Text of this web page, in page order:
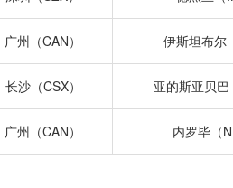
广州（CAN） 伊斯坦布尔
长沙（CSX） 亚的斯亚贝巴
广州（CAN） 内罗毕（